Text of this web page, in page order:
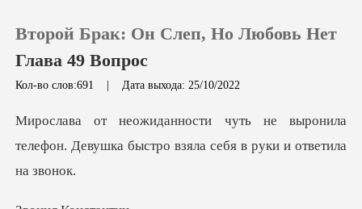
0
Второй Брак: Он Слеп, Но Любовь Нет
Глава 49 Вопрос
Кол-во слов:691 | Дата выхода: 25/10/2022
выронила
телефон. Девушка быстро вз